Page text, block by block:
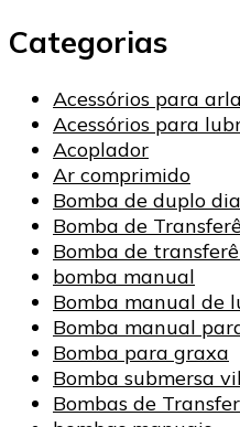
Categorias
Acessórios para
Acessórios para
Acoplador
Ar comprimido
Bomba de duplo
Bomba de
Bomba de
bomba manual
Bomba manual de
Bomba manual
Bomba para graxa
Bomba submersa
Bombas de